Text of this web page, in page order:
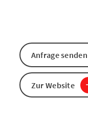
Anfrage senden
Zur Website